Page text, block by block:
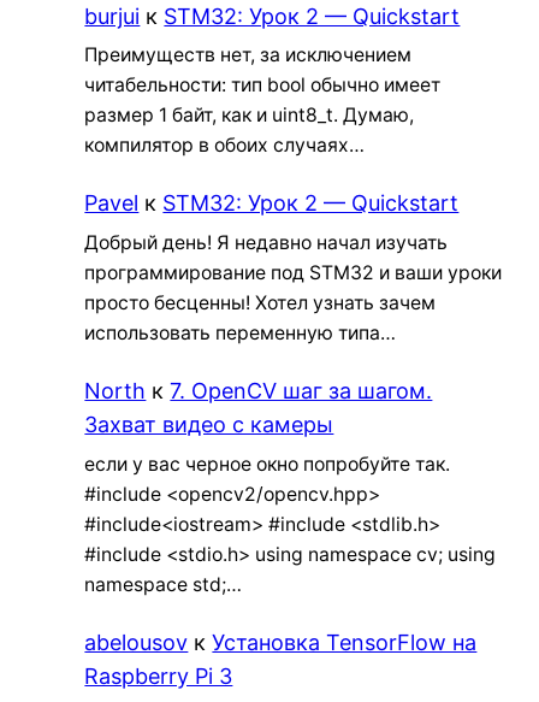
burjui к STM32: Урок 2 — Quickstart
Преимуществ нет, за исключением
читабельности: тип bool обычно имеет
размер 1 байт, как и uint8_t. Думаю,
компилятор в обоих случаях…
Pavel к STM32: Урок 2 — Quickstart
Добрый день! Я недавно начал изучать
программирование под STM32 и ваши уроки
просто бесценны! Хотел узнать зачем
использовать переменную типа…
North к7. OpenCV шаг за шагом.
Захват видео с камеры
если у вас черное окно попробуйте так.
#include <opencv2/opencv.hpp>
#include<iostream> #include <stdlib.h>
#include <stdio.h> using namespace cv; using
namespace std;…
abelousov кУстановка TensorFlow на
Raspberry Pi 3